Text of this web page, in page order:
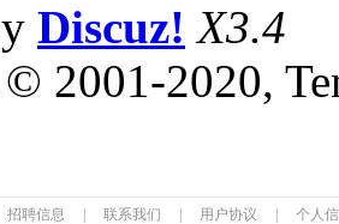
Discuz! X3.4
2001-2020,
招聘信息 联系我们 用户协议 个人